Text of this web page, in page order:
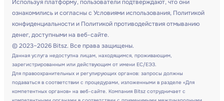
Используя платформу, пользователи подтверждают, что они
ознакомились и согласны с Условиями использования, Политикой
конфиденциальности и Политикой противодействия отмыванию
денег, доступными на веб-сайте.
© 2023–2026 Bitsz. Все права защищены.
Данная услуга недоступна лицам, находящимся, проживающим,
зарегистрированным или действующим от имени ЕС/ЕЭЗ.
Для правоохранительных и регулирующих органов: запросы должны
подаваться в соответствии с процедурами, изложенными в разделе «Для
компетентных органов» на веб-сайте. Компания Bitsz сотрудничает с